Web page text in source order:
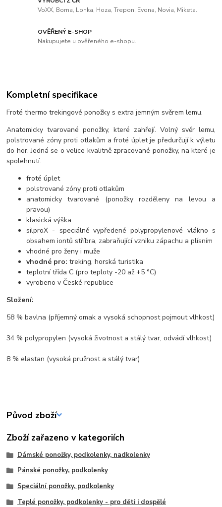
VoXX, Boma, Lonka, Hoza, Trepon, Evona, Novia, Miketa.
OVĚŘENÝ E-SHOP
Nakupujete u ověřeného e-shopu.
Kompletní specifikace
Froté thermo trekingové ponožky s extra jemným svěrem lemu.
Anatomicky tvarované ponožky, které zahřejí. Volný svěr lemu,
polstrované zóny proti otlakům a froté úplet je předurčují k výletu
do hor. Jedná se o velice kvalitně zpracované ponožky, na které je
spolehnutí.
froté úplet
polstrované zóny proti otlakům
anatomicky tvarované (ponožky rozděleny na levou a
pravou)
klasická výška
silproX - speciálně vypředené polypropylenové vlákno s
obsahem iontů stříbra, zabraňující vzniku zápachu a plísním
vhodné pro ženy i muže
vhodné pro: treking, horská turistika
teplotní třída C (pro teploty -20 až +5 °C)
vyrobeno v České republice
Složení:
58 % bavlna (příjemný omak a vysoká schopnost pojmout vlhkost)
34 % polypropylen (vysoká životnost a stálý tvar, odvádí vlhkost)
8 % elastan (vysoká pružnost a stálý tvar)
Původ zboží
Zboží zařazeno v kategoriích
Dámské ponožky, podkolenky, nadkolenky
Pánské ponožky, podkolenky
Speciální ponožky, podkolenky
Teplé ponožky, podkolenky - pro děti i dospělé